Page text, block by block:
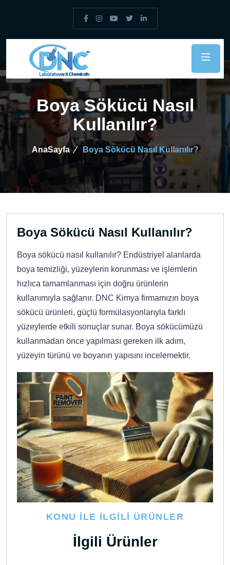
Boya Sökücü Nasıl
Kullanılır?
AnaSayfa Boya Sökücü Nasıl Kullanılır?
Boya Sökücü Nasıl Kullanılır?
Boya sökücü nasıl kullanılır? Endüstriyel alanlarda
boya temizliği, yüzeylerin korunması ve işlemlerin
hızlıca tamamlanması için doğru ürünlerin
kullanımıyla sağlanır. DNC Kimya firmamızın boya
sökücü ürünleri, güçlü formülasyonlarıyla farklı
yüzeylerde etkili sonuçlar sunar. Boya sökücümüzü
kullanmadan önce yapılması gereken ilk adım,
yüzeyin türünü ve boyanın yapısını incelemektir.
KONU İLE İLGILI ÜRÜNLER
İlgili Ürünler